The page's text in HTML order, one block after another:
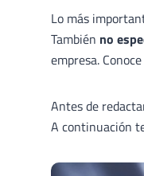
Lo más
También no
empresa.
Antes de
A continuación